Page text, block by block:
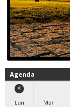
Agenda
Lun
Mar